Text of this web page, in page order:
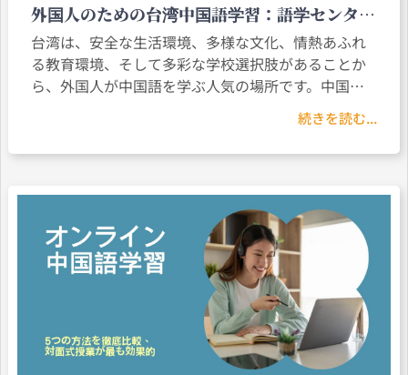
外国人のための台湾中国語学習：語学センター
おすすめ、学費比較、奨学金情報の完全ガイド
台湾は、安全な生活環境、多様な文化、情熱あふれ
る教育環境、そして多彩な学校選択肢があることか
ら、外国人が中国語を学ぶ人気の場所です。中国語
を学び始めたばかりの初心者でも、語学力をさらに
高めたい上級者でも、台湾は理想的な学習拠点で
す。
続きを読む...